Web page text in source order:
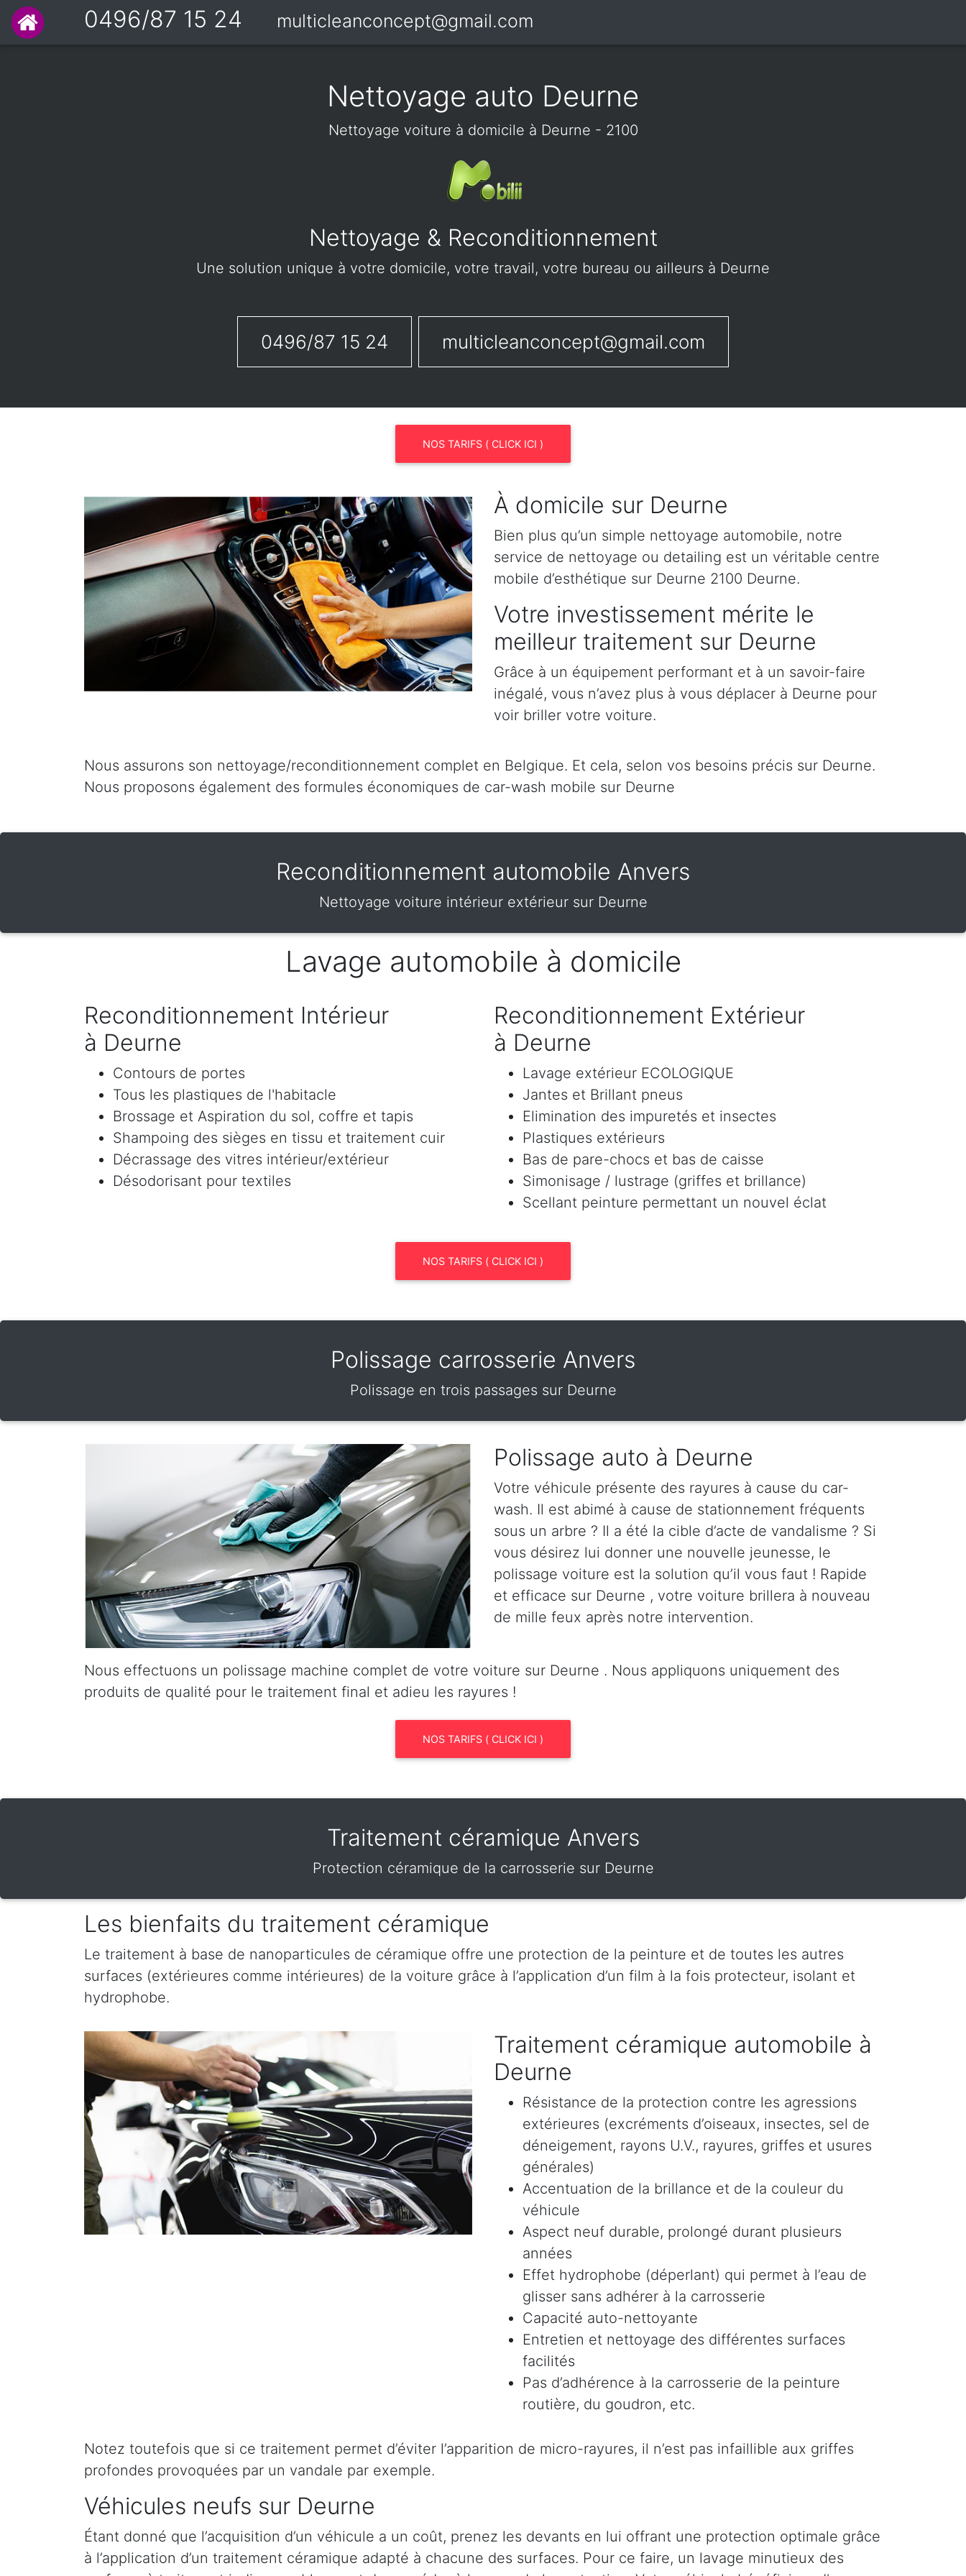
0496/87 15 24 multicleanconcept@gmail.com
Nettoyage auto Deurne
Nettoyage voiture à domicile à Deurne - 2100
Nettoyage & Reconditionnement
Une solution unique à votre domicile, votre travail, votre bureau ou ailleurs à Deurne
0496/87 15 24 multicleanconcept@gmail.com
NOS TARIFS ( CLICK ICI )
À domicile sur Deurne
Bien plus qu’un simple nettoyage automobile, notre
service de nettoyage ou detailing est un véritable centre
mobile d’esthétique sur Deurne 2100 Deurne.
Votre investissement mérite le
meilleur traitement sur Deurne
Grâce à un équipement performant et à un savoir-faire
inégalé, vous n’avez plus à vous déplacer à Deurne pour
voir briller votre voiture.
Nous assurons son nettoyage/reconditionnement complet en Belgique. Et cela, selon vos besoins précis sur Deurne.
Nous proposons également des formules économiques de car-wash mobile sur Deurne
Reconditionnement automobile Anvers
Nettoyage voiture intérieur extérieur sur Deurne
Lavage automobile à domicile
Reconditionnement Intérieur
à Deurne
Contours de portes
Tous les plastiques de l'habitacle
Brossage et Aspiration du sol, coffre et tapis
Shampoing des sièges en tissu et traitement cuir
Décrassage des vitres intérieur/extérieur
Désodorisant pour textiles
Reconditionnement Extérieur
à Deurne
Lavage extérieur ECOLOGIQUE
Jantes et Brillant pneus
Elimination des impuretés et insectes
Plastiques extérieurs
Bas de pare-chocs et bas de caisse
Simonisage / lustrage (griffes et brillance)
Scellant peinture permettant un nouvel éclat
NOS TARIFS ( CLICK ICI )
Polissage carrosserie Anvers
Polissage en trois passages sur Deurne
Polissage auto à Deurne
Votre véhicule présente des rayures à cause du car-
wash. Il est abimé à cause de stationnement fréquents
sous un arbre ? Il a été la cible d’acte de vandalisme ? Si
vous désirez lui donner une nouvelle jeunesse, le
polissage voiture est la solution qu’il vous faut ! Rapide
et efficace sur Deurne , votre voiture brillera à nouveau
de mille feux après notre intervention.
Nous effectuons un polissage machine complet de votre voiture sur Deurne . Nous appliquons uniquement des
produits de qualité pour le traitement final et adieu les rayures !
NOS TARIFS ( CLICK ICI )
Traitement céramique Anvers
Protection céramique de la carrosserie sur Deurne
Les bienfaits du traitement céramique
Le traitement à base de nanoparticules de céramique offre une protection de la peinture et de toutes les autres
surfaces (extérieures comme intérieures) de la voiture grâce à l’application d’un film à la fois protecteur, isolant et
hydrophobe.
Traitement céramique automobile à
Deurne
Résistance de la protection contre les agressions
extérieures (excréments d’oiseaux, insectes, sel de
déneigement, rayons U.V., rayures, griffes et usures
générales)
Accentuation de la brillance et de la couleur du
véhicule
Aspect neuf durable, prolongé durant plusieurs
années
Effet hydrophobe (déperlant) qui permet à l’eau de
glisser sans adhérer à la carrosserie
Capacité auto-nettoyante
Entretien et nettoyage des différentes surfaces
facilités
Pas d’adhérence à la carrosserie de la peinture
routière, du goudron, etc.
Notez toutefois que si ce traitement permet d’éviter l’apparition de micro-rayures, il n’est pas infaillible aux griffes
profondes provoquées par un vandale par exemple.
Véhicules neufs sur Deurne
Étant donné que l’acquisition d’un véhicule a un coût, prenez les devants en lui offrant une protection optimale grâce
à l’application d’un traitement céramique adapté à chacune des surfaces. Pour ce faire, un lavage minutieux des